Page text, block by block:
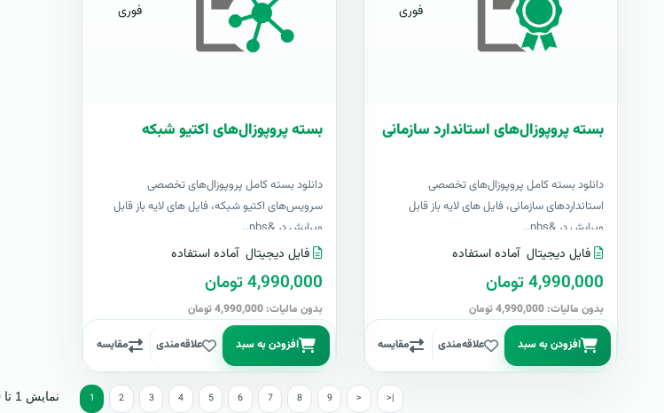
فوری
بسته پروپوزال‌های استاندارد سازمانی
دانلود بسته کامل پروپوزال‌های تخصصی
استانداردهای سازمانی، فایل های لایه باز قابل
ویرایش در &nbs..
فایل دیجیتال آماده استفاده
4,990,000 تومان
بدون مالیات: 4,990,000 تومان
افزودن به سبد علاقه‌مندی مقایسه
فوری
بسته پروپوزال‌های اکتیو شبکه
دانلود بسته کامل پروپوزال‌های تخصصی
سرویس‌های اکتیو شبکه، فایل های لایه باز قابل
ویرایش در &nbs..
فایل دیجیتال آماده استفاده
4,990,000 تومان
بدون مالیات: 4,990,000 تومان
افزودن به سبد علاقه‌مندی مقایسه
1 2 3 4 5 6 7 8 9 > >| نمایش 1 تا 10 از 202 (21 صفحه)